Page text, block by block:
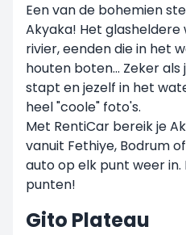
Een van de bohemien
Akyaka! Het
rivier, eenden die in het
houten boten... Zeker
stapt en jezelf in het
heel "coole" foto's.
Met RentiCar bereik je
vanuit Fethiye, Bodrum
auto op elk punt weer in.
punten!
Gito Plateau